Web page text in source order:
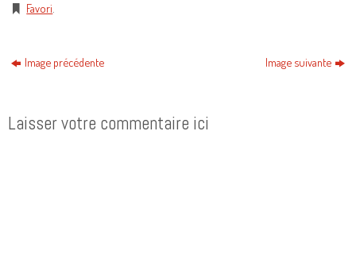
Favori
Image précédente Image suivante
Laisser votre commentaire ici